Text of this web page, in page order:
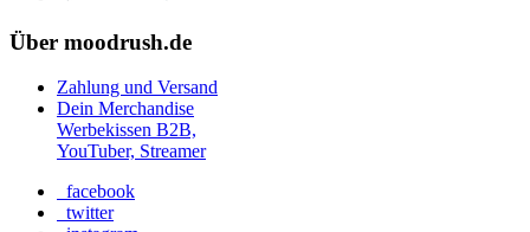
Über moodrush.de
Zahlung und Versand
Dein Merchandise
Werbekissen B2B,
YouTuber, Streamer
facebook
twitter